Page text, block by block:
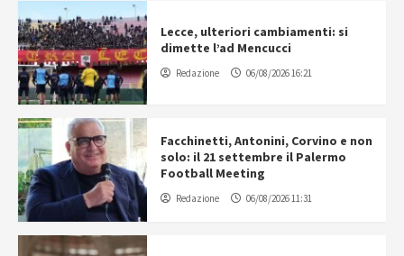
Lecce, ulteriori cambiamenti: si
dimette l’ad Mencucci
Redazione 06/08/2026 16:21
Facchinetti, Antonini, Corvino e non
solo: il 21 settembre il Palermo
Football Meeting
Redazione 06/08/2026 11:31